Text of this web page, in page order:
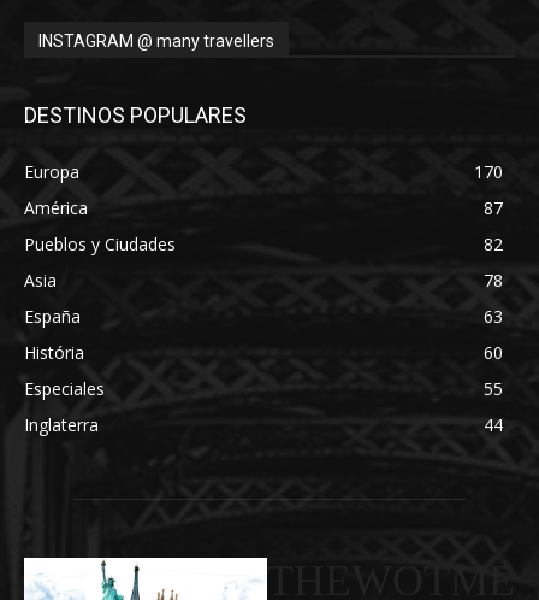
INSTAGRAM @ many travellers
DESTINOS POPULARES
Europa
170
América
87
Pueblos y Ciudades
82
Asia
78
España
63
História
60
Especiales
55
Inglaterra
44